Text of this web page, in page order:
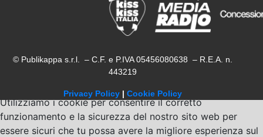
© Publikappa s.r.l. – C.F. e P.IVA 05456080638 – R.E.A. n.
443219
Privacy Policy | Cookie Policy
Utilizziamo i cookie per consentire il corretto
funzionamento e la sicurezza del nostro sito web per
essere sicuri che tu possa avere la migliore esperienza sul